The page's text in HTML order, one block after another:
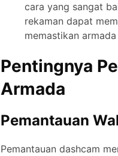
cara yang sangat
rekaman dapat
memastikan
Pentingnya
Armada
Pemantauan
Pemantauan dashcam